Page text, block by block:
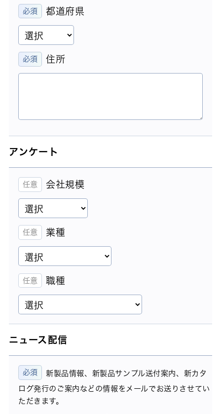
都道府県
住所
アンケート
会社規模
業種
職種
ニュース配信
新製品情報、新製品サンプル送付案内、新カタ
ログ発行のご案内などの情報をメールでお送りさせてい
ただきます。